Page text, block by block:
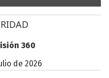
360
de 2026